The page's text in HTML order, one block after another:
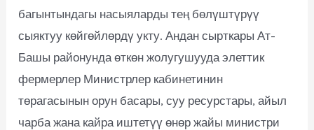
багынтындагы насыяларды тең бөлүштүрүү
сыяктуу көйгөйлөрдү укту. Андан сырткары Ат-
Башы районунда өткөн жолугушууда элеттик
фермерлер Министрлер кабинетинин
төрагасынын орун басары, суу ресурстары, айыл
чарба жана кайра иштетүү өнөр жайы министри